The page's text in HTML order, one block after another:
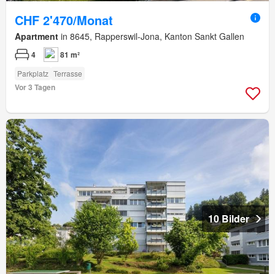
CHF 2'470/Monat
Apartment in 8645, Rapperswil-Jona, Kanton Sankt Gallen
4 81 m²
Parkplatz Terrasse
Vor 3 Tagen
10 Bilder